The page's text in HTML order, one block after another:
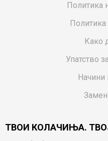
Политика
Како
Упатство
Начини
ТВОИ КОЛАЧИЊА.